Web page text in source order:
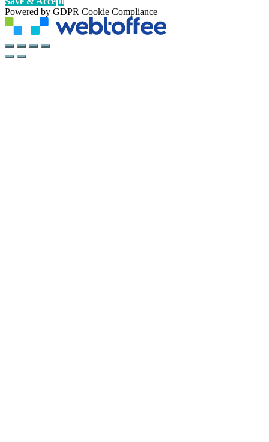
Powered by GDPR Cookie Compliance